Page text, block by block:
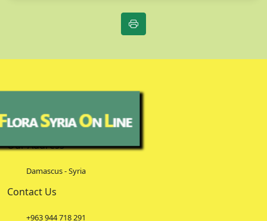
Our Address
Damascus - Syria
Contact Us
+963 944 718 291